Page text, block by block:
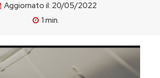
Aggiornato il: 20/05/2022
1 min.